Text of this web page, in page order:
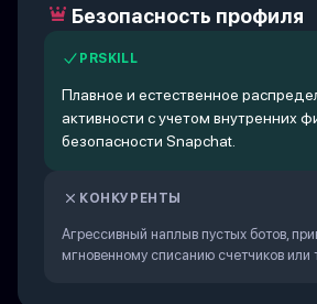
Безопасность профиля
PRSKILL
Плавное и естественное
активности с учетом внутренних
безопасности Snapchat.
КОНКУРЕНТЫ
Агрессивный наплыв пустых ботов,
мгновенному списанию счетчиков или